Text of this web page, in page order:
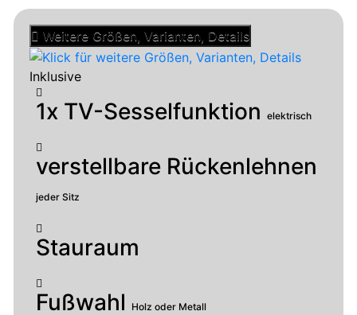
Weitere Größen, Varianten, Details
Inklusive
1x TV-Sesselfunktion elektrisch
verstellbare Rückenlehnen
jeder Sitz
Stauraum
Fußwahl Holz oder Metall